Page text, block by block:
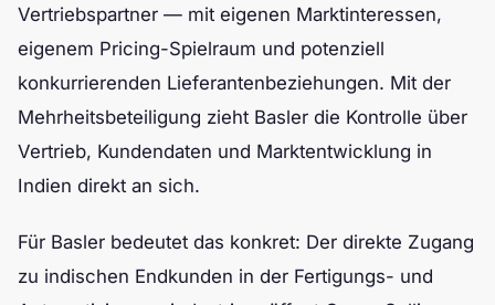
Vertriebspartner — mit eigenen Marktinteressen,
eigenem Pricing-Spielraum und potenziell
konkurrierenden Lieferantenbeziehungen. Mit der
Mehrheitsbeteiligung zieht Basler die Kontrolle über
Vertrieb, Kundendaten und Marktentwicklung in
Indien direkt an sich.
Für Basler bedeutet das konkret: Der direkte Zugang
zu indischen Endkunden in der Fertigungs- und